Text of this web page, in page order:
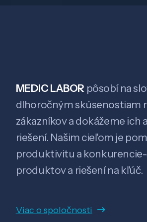
MEDIC LABOR pôsobí na
dlhoročným skúsenostiam
zákazníkov a dokážeme
riešení. Našim cieľom je
produktivitu a
produktov a riešení na kľúč.
Viac o spoločnosti